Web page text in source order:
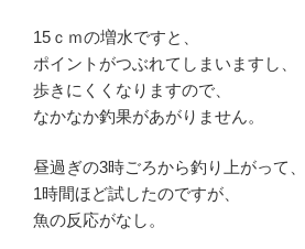
15ｃｍの増水ですと、
ポイントがつぶれてしまいますし、
歩きにくくなりますので、
なかなか釣果があがりません。
昼過ぎの3時ごろから釣り上がって、
1時間ほど試したのですが、
魚の反応がなし。